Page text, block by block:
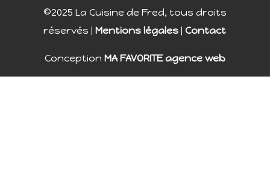
©2025 La Cuisine de Fred, tous droits
réservés |Mentions légales |Contact
Conception MA FAVORITE agence web